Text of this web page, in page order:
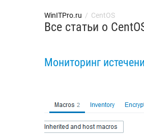
WinITPro.ru / CentOS
Все статьи о
Мониторинг